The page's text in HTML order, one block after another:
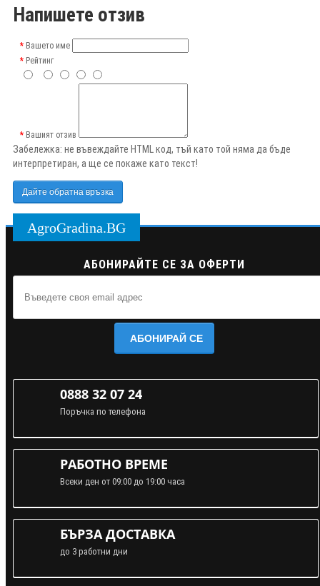
Напишете отзив
Вашето име
Рейтинг
Вашият отзив
Забележка: не въвеждайте HTML код, тъй като той няма да бъде
интерпретиран, а ще се покаже като текст!
Дайте обратна връзка
AgroGradina.BG
АБОНИРАЙТЕ СЕ ЗА ОФЕРТИ
АБОНИРАЙ СЕ
0888 32 07 24
Поръчка по телефона
РАБОТНО ВРЕМЕ
Всеки ден от 09:00 до 19:00 часа
БЪРЗА ДОСТАВКА
до 3 работни дни